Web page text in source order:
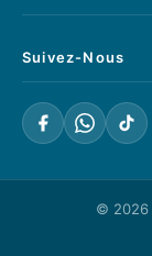
Suivez-Nous
© 2026